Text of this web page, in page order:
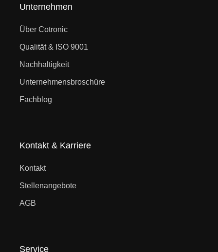
Unternehmen
Über Cotronic
Qualität & ISO 9001
Nachhaltigkeit
Unternehmensbroschüre
Fachblog
Kontakt & Karriere
Kontakt
Stellenangebote
AGB
Service